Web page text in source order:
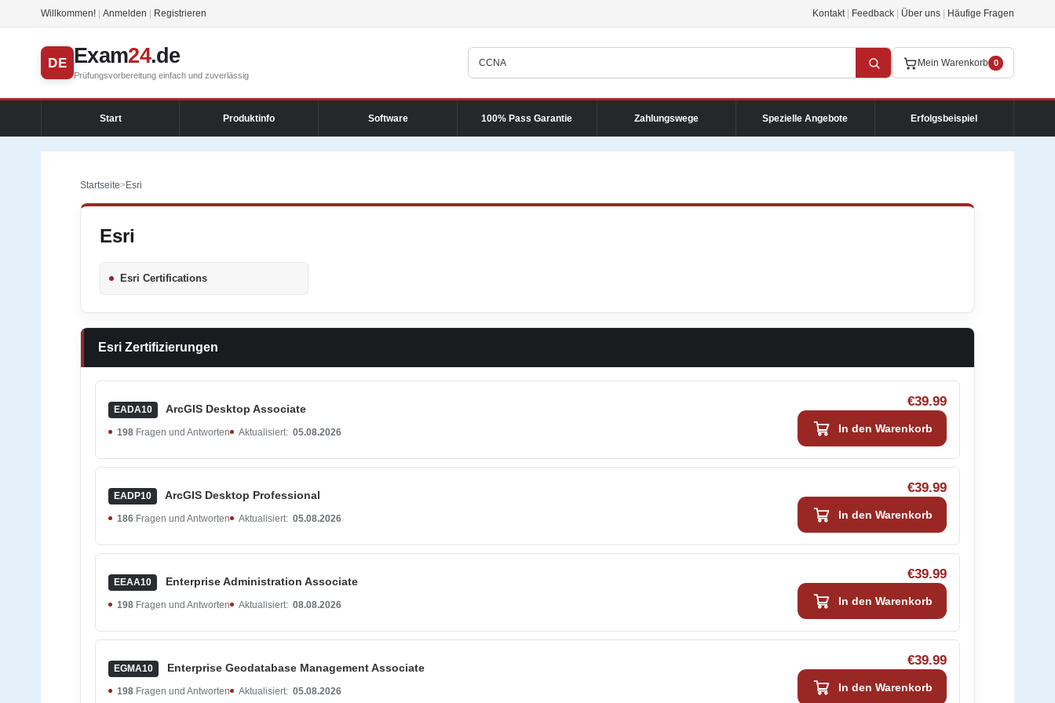
Willkommen! Anmelden Registrieren Kontakt Feedback Über uns Häufige Fragen
DE Exam24.de
Prüfungsvorbereitung einfach und zuverlässig
Mein Warenkorb 0
Start Produktinfo Software 100% Pass Garantie Zahlungswege Spezielle Angebote Erfolgsbeispiel
Startseite>Esri
Esri
Esri Certifications
Esri Zertifizierungen
EADA10 ArcGIS Desktop Associate
198 Fragen und Antworten Aktualisiert: 05.08.2026
€39.99
In den Warenkorb
EADP10 ArcGIS Desktop Professional
186 Fragen und Antworten Aktualisiert: 05.08.2026
€39.99
In den Warenkorb
EEAA10 Enterprise Administration Associate
198 Fragen und Antworten Aktualisiert: 08.08.2026
€39.99
In den Warenkorb
EGMA10 Enterprise Geodatabase Management Associate
198 Fragen und Antworten Aktualisiert: 05.08.2026
€39.99
In den Warenkorb